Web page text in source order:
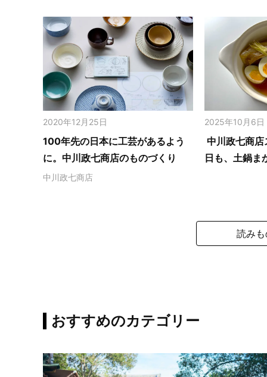
2020年12月25日
100年先の日本に工芸があるよう
に。中川政七商店のものづくり
中川政七商店
2025年10月6日
中川政七商
日も、土鍋ま
読み
おすすめのカテゴリー